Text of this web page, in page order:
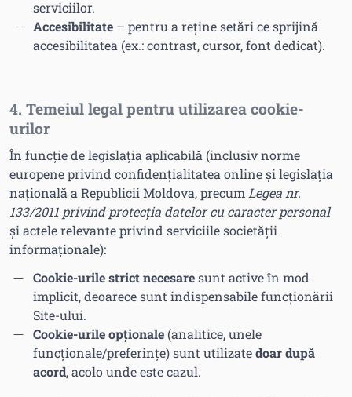
serviciilor.
Accesibilitate – pentru a reține setări ce sprijină
accesibilitatea (ex.: contrast, cursor, font dedicat).
4. Temeiul legal pentru utilizarea cookie-
urilor
În funcție de legislația aplicabilă (inclusiv norme
europene privind confidențialitatea online și legislația
națională a Republicii Moldova, precum Legea nr.
133/2011 privind protecția datelor cu caracter personal
și actele relevante privind serviciile societății
informaționale):
Cookie-urile strict necesaresunt active în mod
implicit, deoarece sunt indispensabile funcționării
Site-ului.
Cookie-urile opționale (analitice, unele
funcționale/preferințe) sunt utilizatedoar după
acord, acolo unde este cazul.